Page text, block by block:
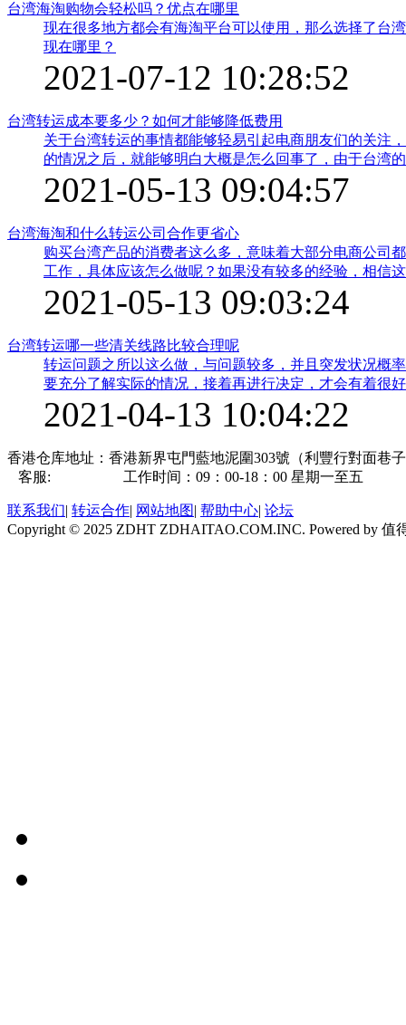
台湾海淘购物会轻松吗？优点在哪里
现在很多地方都会有海淘平台可以使用，那么选择了台
现在哪里？
2021-07-12 10:28:52
台湾转运成本要多少？如何才能够降低费用
关于台湾转运的事情都能够轻易引起电商朋友们的关注
的情况之后，就能够明白大概是怎么回事了，由于台湾
生，也会让人感到非常的苦恼。除了货物丢失等问题以
2021-05-13 09:04:57
台湾海淘和什么转运公司合作更省心
购买台湾产品的消费者这么多，意味着大部分电商公司
工作，具体应该怎么做呢？如果没有较多的经验，相信
立刻作出选择，而是以耐心的态度掌握到更多的信息，
体验了。
2021-05-13 09:03:24
台湾转运哪一些清关线路比较合理呢
转运问题之所以这么做，与问题较多，并且突发状况概
要充分了解实际的情况，接着再进行决定，才会有着很
有着哪些特点，才有着强大的实力呢？想必这都是大家
目前的情况做出更不错的决定了。
2021-04-13 10:04:22
香港仓库地址：香港新界屯門藍地泥圍303號（利豐行對面巷
客服:
工作时间：09：00-18：00 星期一至五
联系我们| 转运合作| 网站地图| 帮助中心| 论坛
Copyright © 2025 ZDHT ZDHAITAO.COM.INC. Powered by 值